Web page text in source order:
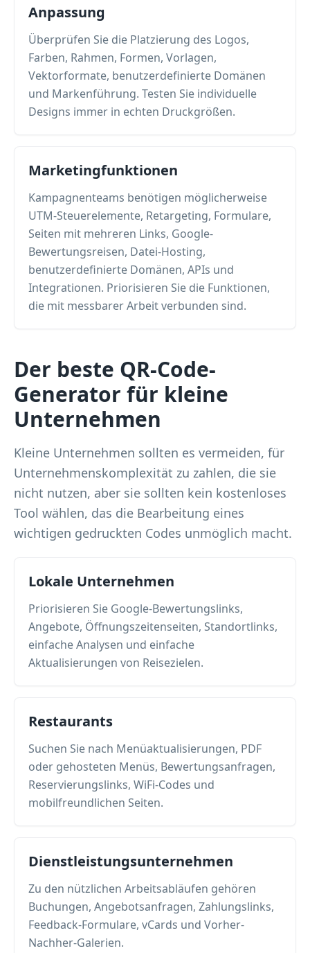
Anpassung
Überprüfen Sie die Platzierung des Logos,
Farben, Rahmen, Formen, Vorlagen,
Vektorformate, benutzerdefinierte Domänen
und Markenführung. Testen Sie individuelle
Designs immer in echten Druckgrößen.
Marketingfunktionen
Kampagnenteams benötigen möglicherweise
UTM-Steuerelemente, Retargeting, Formulare,
Seiten mit mehreren Links, Google-
Bewertungsreisen, Datei-Hosting,
benutzerdefinierte Domänen, APIs und
Integrationen. Priorisieren Sie die Funktionen,
die mit messbarer Arbeit verbunden sind.
Der beste QR-Code-
Generator für kleine
Unternehmen
Kleine Unternehmen sollten es vermeiden, für
Unternehmenskomplexität zu zahlen, die sie
nicht nutzen, aber sie sollten kein kostenloses
Tool wählen, das die Bearbeitung eines
wichtigen gedruckten Codes unmöglich macht.
Lokale Unternehmen
Priorisieren Sie Google-Bewertungslinks,
Angebote, Öffnungszeitenseiten, Standortlinks,
einfache Analysen und einfache
Aktualisierungen von Reisezielen.
Restaurants
Suchen Sie nach Menüaktualisierungen, PDF
oder gehosteten Menüs, Bewertungsanfragen,
Reservierungslinks, WiFi-Codes und
mobilfreundlichen Seiten.
Dienstleistungsunternehmen
Zu den nützlichen Arbeitsabläufen gehören
Buchungen, Angebotsanfragen, Zahlungslinks,
Feedback-Formulare, vCards und Vorher-
Nachher-Galerien.